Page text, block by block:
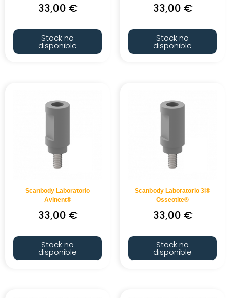
33,00 €
Stock no
disponible
33,00 €
Stock no
disponible
Scanbody Laboratorio
Avinent®
33,00 €
Stock no
disponible
Scanbody Laboratorio 3i®
Osseotite®
33,00 €
Stock no
disponible